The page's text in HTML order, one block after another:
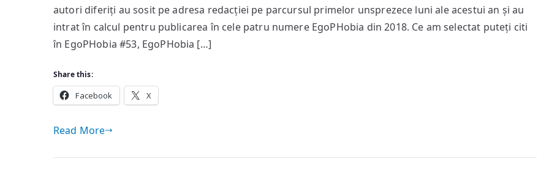
autori diferiți au sosit pe adresa redacției pe parcursul primelor unsprezece luni ale acestui an și au
intrat în calcul pentru publicarea în cele patru numere EgoPHobia din 2018. Ce am selectat puteți citi
în EgoPHobia #53, EgoPHobia […]
Share this:
Facebook X
Read More